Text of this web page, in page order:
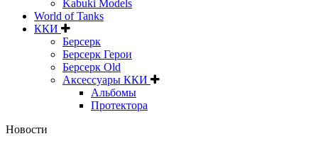
Kabuki Models
World of Tanks
ККИ
Берсерк
Берсерк Герои
Берсерк Old
Аксессуары ККИ
Альбомы
Протектора
Новости